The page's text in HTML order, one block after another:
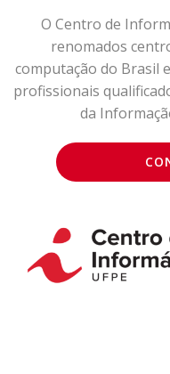
O Centro de
renomados
computação do Brasil
profissionais
da